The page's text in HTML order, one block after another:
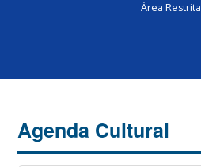
Área Restrita
Agenda Cultural